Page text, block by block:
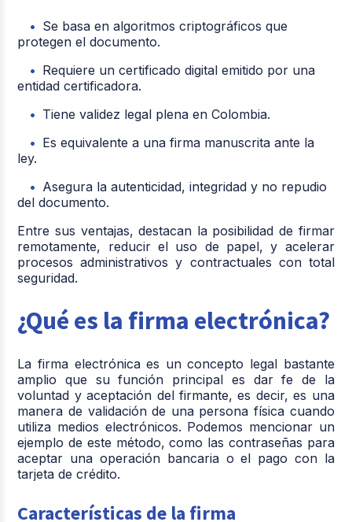
Se basa en algoritmos criptográficos que
protegen el documento.
Requiere un certificado digital emitido por una
entidad certificadora.
Tiene validez legal plena en Colombia.
Es equivalente a una firma manuscrita ante la
ley.
Asegura la autenticidad, integridad y no repudio
del documento.
Entre sus ventajas, destacan la posibilidad de firmar
remotamente, reducir el uso de papel, y acelerar
procesos administrativos y contractuales con total
seguridad.
¿Qué es la firma electrónica?
La firma electrónica es un concepto legal bastante
amplio que su función principal es dar fe de la
voluntad y aceptación del firmante, es decir, es una
manera de validación de una persona física cuando
utiliza medios electrónicos. Podemos mencionar un
ejemplo de este método, como las contraseñas para
aceptar una operación bancaria o el pago con la
tarjeta de crédito.
Características de la firma